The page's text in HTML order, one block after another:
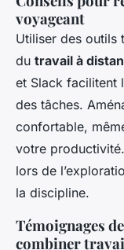
voyageant
Utiliser des outils
du travail à
et Slack facilitent
des tâches.
confortable,
votre
lors de
la discipline.
Témoignages
combiner